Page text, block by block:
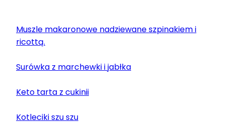
Muszle makaronowe nadziewane szpinakiem i
ricottą.
Surówka z marchewki i jabłka
Keto tarta z cukinii
Kotleciki szu szu